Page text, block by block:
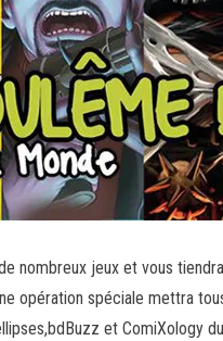
nombreux jeux et vous
opération spéciale mettra
et ComiXology